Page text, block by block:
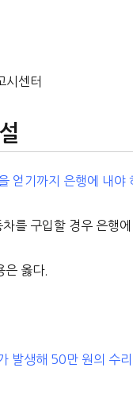
시센터
얻기까지 은행에 내
를 구입할 경우 은행
은 옳다.
발생해 50만 원의 수